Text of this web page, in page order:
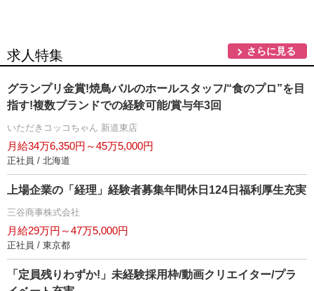
求人特集 さらに見る
グランプリ金賞!焼鳥バルのホールスタッフ/“食のプロ”を目
指す!複数ブランドでの経験可能/賞与年3回
いただきコッコちゃん 新道東店
月給34万6,350円～45万5,000円
正社員 / 北海道
上場企業の「経理」経験者募集年間休日124日福利厚生充実
三谷商事株式会社
月給29万円～47万5,000円
正社員 / 東京都
「定員残りわずか!」未経験採用枠/動画クリエイター/プラ